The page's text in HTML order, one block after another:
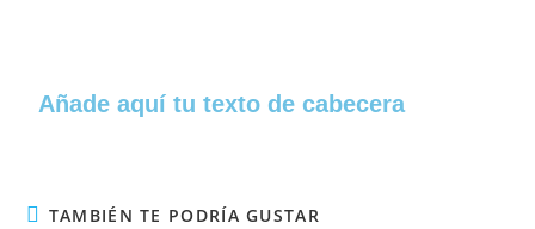
Añade aquí tu texto de cabecera
TAMBIÉN TE PODRÍA GUSTAR